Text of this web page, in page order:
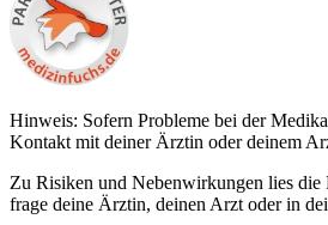
Hinweis: Sofern Probleme bei der
Kontakt mit deiner Ärztin oder deinem
Zu Risiken und Nebenwirkungen lies die
frage deine Ärztin, deinen Arzt oder in